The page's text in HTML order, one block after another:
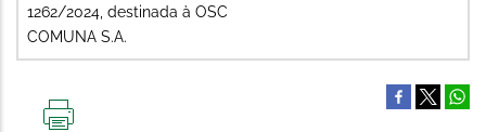
1262/2024, destinada à OSC
COMUNA S.A.